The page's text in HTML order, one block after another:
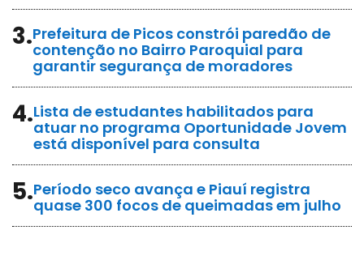
3.Prefeitura de Picos constrói paredão de
contenção no Bairro Paroquial para
garantir segurança de moradores
4.Lista de estudantes habilitados para
atuar no programa Oportunidade Jovem
está disponível para consulta
5.Período seco avança e Piauí registra
quase 300 focos de queimadas em julho